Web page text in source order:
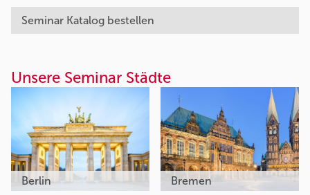
Seminar Katalog bestellen
Unsere Seminar Städte
Berlin Bremen